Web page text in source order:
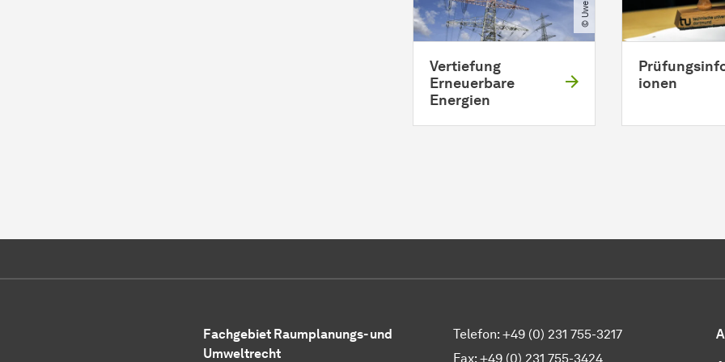
Vertiefung
Erneuerbare
Energien
ionen
Fachgebiet Raumplanungs- und
Umweltrecht
Telefon: +49 (0) 231 755-3217
Fax: +49 (0) 231 755-3424